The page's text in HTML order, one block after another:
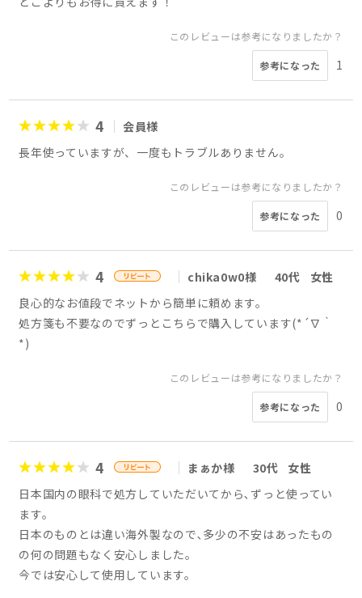
このレビューは参考になりましたか？
参考になった 1
4
会員様
長年使っていますが、一度もトラブルありません。
このレビューは参考になりましたか？
参考になった 0
4 chika0w0様 40代
女性
良心的なお値段でネットから簡単に頼めます。
処方箋も不要なのでずっとこちらで購入しています(*´∇｀
*)
このレビューは参考になりましたか？
参考になった 0
4 まぁか様 30代
女性
日本国内の眼科で処方していただいてから､ずっと使ってい
ます。
日本のものとは違い海外製なので､多少の不安はあったもの
の何の問題もなく安心しました。
今では安心して使用しています。